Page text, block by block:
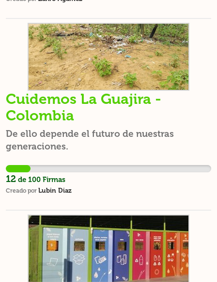
Cuidemos La Guajira -
Colombia
De ello depende el futuro de nuestras
generaciones.
12 de 100 Firmas
Creado por Lubin Diaz